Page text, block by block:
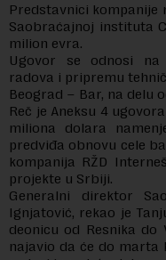
Predstavnici kompanije
Saobraćajnoj instituta
milion evra.
Ugovor se odnosi na
radova i pripremu
Beograd – Bar, na delu
Reč je Aneksu 4
miliona dolara
predviđa obnovu cele
kompanija RŽD
projekte u Srbiji.
Generalni direktor
Ignjatović, rekao je
deonicu od Resnika
najavio da će do